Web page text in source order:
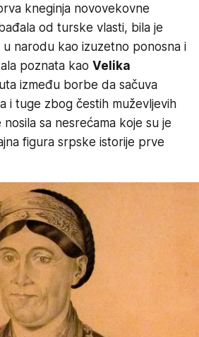
kneginja novovekovne
od turske vlasti, bila je
u narodu kao izuzetno ponosna i
poznata kao Velika
između borbe da sačuva
i tuge zbog čestih muževljevih
sa nesrećama koje su je
figura srpske istorije prve